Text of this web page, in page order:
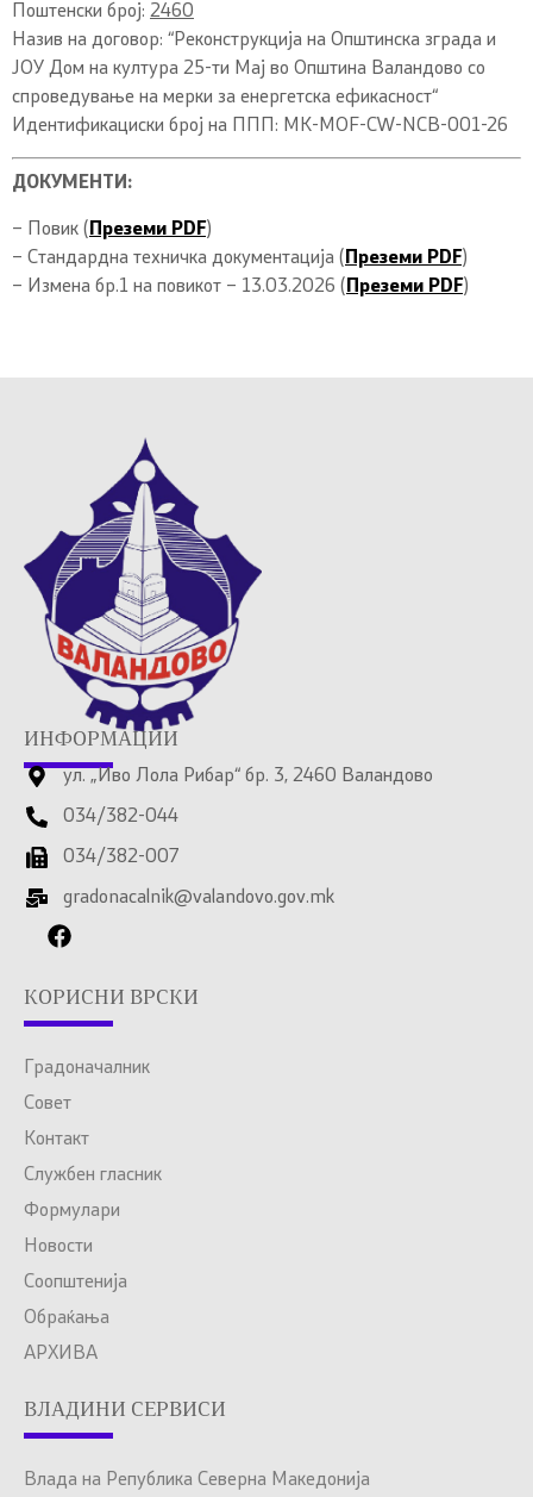
Поштенски број: 2460
Назив на договор: “Реконструкција на Општинска зграда и
ЈОУ Дом на култура 25-ти Мај во Општина Валандово со
спроведување на мерки за енергетска ефикасност“
Идентификациски број на ППП: MK-MOF-CW-NCB-001-26
ДОКУМЕНТИ:
– Повик ( Преземи PDF)
– Стандардна техничка документација ( Преземи PDF)
– Измена бр.1 на повикот – 13.03.2026 ( Преземи PDF)
ИНФОРМАЦИИ
ул. „Иво Лола Рибар“ бр. 3, 2460 Валандово
034/382-044
034/382-007
gradonacalnik@valandovo.gov.mk
КОРИСНИ ВРСКИ
Градоначалник
Совет
Контакт
Службен гласник
Формулари
Новости
Соопштенија
Обраќања
АРХИВА
ВЛАДИНИ СЕРВИСИ
Влада на Република Северна Македонија